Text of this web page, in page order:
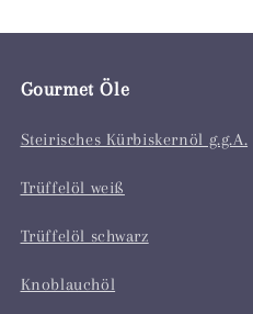
Gourmet Öle
Steirisches Kürbiskernöl g.g.A.
Trüffelöl weiß
Trüffelöl schwarz
Knoblauchöl